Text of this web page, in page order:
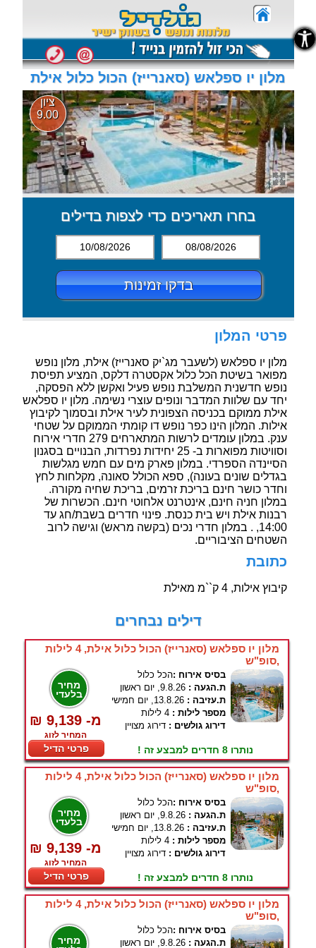
מלון יו ספלאש (סאנרייז) הכול כלול אילת
ציון
9.00
בחרו תאריכים כדי לצפות בדילים
10/08/2026 08/08/2026
בדקו זמינות
פרטי המלון
מלון יו ספלאש (לשעבר מג`יק סאנרייז) אילת, מלון נופש
מפואר בשיטת הכל כלול אקסטרה דלקס, המציע תפיסת
נופש חדשנית המשלבת נופש פעיל ואקשן ללא הפסקה,
יחד עם שלוות המדבר ונופים עוצרי נשימה. מלון יו ספלאש
אילת ממוקם בכניסה הצפונית לעיר אילת ובסמוך לקיבוץ
אילות. המלון הינו כפר נופש דו קומתי הממוקם על שטחי
ענק. במלון עומדים לרשות המתארחים 279 חדרי אירוח
וסוויטות מפוארות ב- 25 יחידות נפרדות, הבנויים בסגנון
הסיינדה הספרדי. במלון פארק מים עם חמש מגלשות
בגדלים שונים בעונה), ספא הכולל סאונה, מקלחות לחץ
וחדר כושר חינם בריכת זרמים, בריכת שחיה מקורה.
במלון חניה חינם, אינטרנט אלחוטי חינם. הכשרות של
רבנות אילת ויש בית כנסת. פינוי חדרים בשבת/חג עד
14:00, . במלון חדרי נכים (בקשה מראש) וגישה לרוב
השטחים הציבוריים.
כתובת
קיבוץ אילות, 4 ק``מ מאילת
דילים נבחרים
מלון יו ספלאש (סאנרייז) הכול כלול אילת, 4 לילות
,סופ"ש
מחיר
בלעדי
₪ 9,139 -מ
המחיר לזוג
פרטי הדיל
בסיס אירוח :הכל כלול
ת.הגעה : 9.8.26, יום ראשון
ת.עזיבה : 13.8.26, יום חמישי
מספר לילות : 4 לילות
דירוג גולשים : דירוג מצויין
נותרו 8 חדרים למבצע זה !
מלון יו ספלאש (סאנרייז) הכול כלול אילת, 4 לילות
,סופ"ש
מחיר
בלעדי
₪ 9,139 -מ
המחיר לזוג
פרטי הדיל
בסיס אירוח :הכל כלול
ת.הגעה : 9.8.26, יום ראשון
ת.עזיבה : 13.8.26, יום חמישי
מספר לילות : 4 לילות
דירוג גולשים : דירוג מצויין
נותרו 8 חדרים למבצע זה !
מלון יו ספלאש (סאנרייז) הכול כלול אילת, 4 לילות
,סופ"ש
מחיר
בסיס אירוח :הכל כלול
ת.הגעה : 9.8.26, יום ראשון
נגישות
נגישות